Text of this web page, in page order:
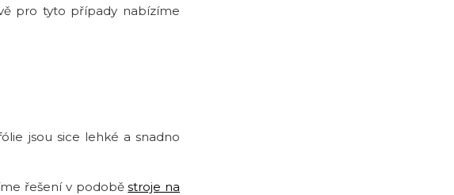
pro tyto případy nabízíme
jsou sice lehké a snadno
řešení v podoběstroje na